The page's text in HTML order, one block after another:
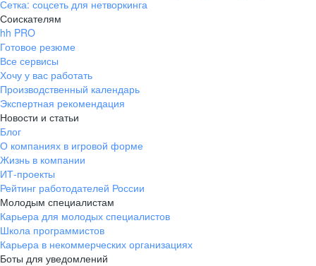
Сетка: соцсеть для нетворкинга
Соискателям
hh PRO
Готовое резюме
Все сервисы
Хочу у вас работать
Производственный календарь
Экспертная рекомендация
Новости и статьи
Блог
О компаниях в игровой форме
Жизнь в компании
ИТ-проекты
Рейтинг работодателей России
Молодым специалистам
Карьера для молодых специалистов
Школа программистов
Карьера в некоммерческих организациях
Боты для уведомлений